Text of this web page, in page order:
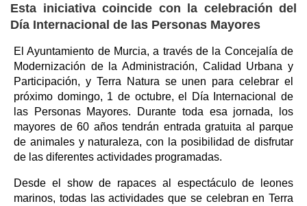
Esta iniciativa coincide con la celebración del
Día Internacional de las Personas Mayores
El Ayuntamiento de Murcia, a través de la Concejalía de
Modernización de la Administración, Calidad Urbana y
Participación, y Terra Natura se unen para celebrar el
próximo domingo, 1 de octubre, el Día Internacional de
las Personas Mayores. Durante toda esa jornada, los
mayores de 60 años tendrán entrada gratuita al parque
de animales y naturaleza, con la posibilidad de disfrutar
de las diferentes actividades programadas.
Desde el show de rapaces al espectáculo de leones
marinos, todas las actividades que se celebran en Terra